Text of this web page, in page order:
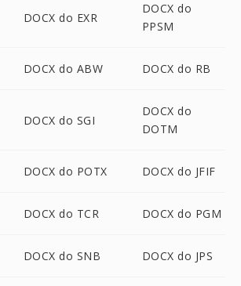
DOCX do EXR
DOCX do
PPSM
DOCX do ABW DOCX do RB
DOCX do SGI
DOCX do
DOTM
DOCX do POTX DOCX do JFIF
DOCX do TCR DOCX do PGM
DOCX do SNB DOCX do JPS